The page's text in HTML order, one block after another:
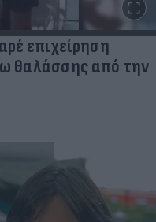
επιχείρηση
θαλάσσης από την